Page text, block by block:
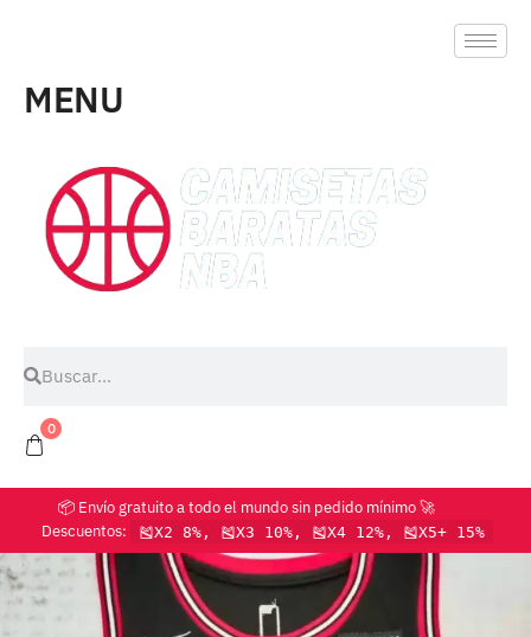
MENU
0
📦 Envío gratuito a todo el mundo sin pedido mínimo 🚀
Descuentos:
🎽X2 8%, 🎽X3 10%, 🎽X4 12%, 🎽X5+ 15%